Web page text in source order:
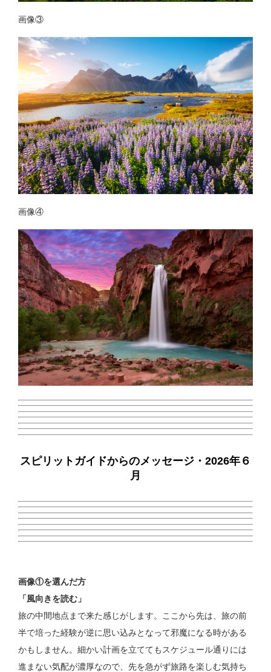
画像③
画像④
スピリットガイドからのメッセージ・2026年６
月
画像①を選んだ方
「風向きを読む」
旅の中間地点まで来た感じがします。ここから先は、旅の前
半で培った経験が逆に思い込みとなって邪魔になる時がある
かもしません。細かい計画を立ててもスケジュール通りには
進まない気配が濃厚なので、先を急がず旅路を楽しむ気持ち